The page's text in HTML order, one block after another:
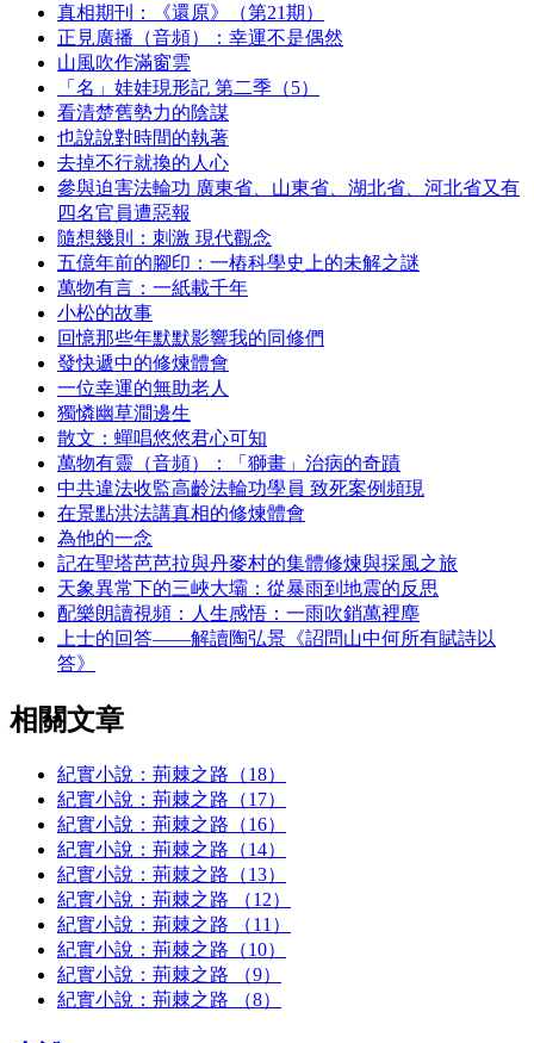
真相期刊：《還原》（第21期）
正見廣播（音頻）：幸運不是偶然
山風吹作滿窗雲
「名」娃娃現形記 第二季（5）
看清楚舊勢力的陰謀
也說說對時間的執著
去掉不行就換的人心
參與迫害法輪功 廣東省、山東省、湖北省、河北省又有
四名官員遭惡報
隨想幾則：刺激 現代觀念
五億年前的腳印：一樁科學史上的未解之謎
萬物有言：一紙載千年
小松的故事
回憶那些年默默影響我的同修們
發快遞中的修煉體會
一位幸運的無助老人
獨憐幽草澗邊生
散文：蟬唱悠悠君心可知
萬物有靈（音頻）：「獅畫」治病的奇蹟
中共違法收監高齡法輪功學員 致死案例頻現
在景點洪法講真相的修煉體會
為他的一念
記在聖塔芭芭拉與丹麥村的集體修煉與採風之旅
天象異常下的三峽大壩：從暴雨到地震的反思
配樂朗讀視頻：人生感悟：一雨吹銷萬裡塵
上士的回答——解讀陶弘景《詔問山中何所有賦詩以
答》
相關文章
紀實小說：荊棘之路（18）
紀實小說：荊棘之路（17）
紀實小說：荊棘之路（16）
紀實小說：荊棘之路（14）
紀實小說：荊棘之路（13）
紀實小說：荊棘之路 （12）
紀實小說：荊棘之路 （11）
紀實小說：荊棘之路（10）
紀實小說：荊棘之路 （9）
紀實小說：荊棘之路 （8）